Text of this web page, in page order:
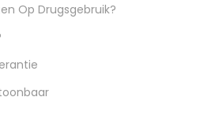
Op Drugsgebruik?